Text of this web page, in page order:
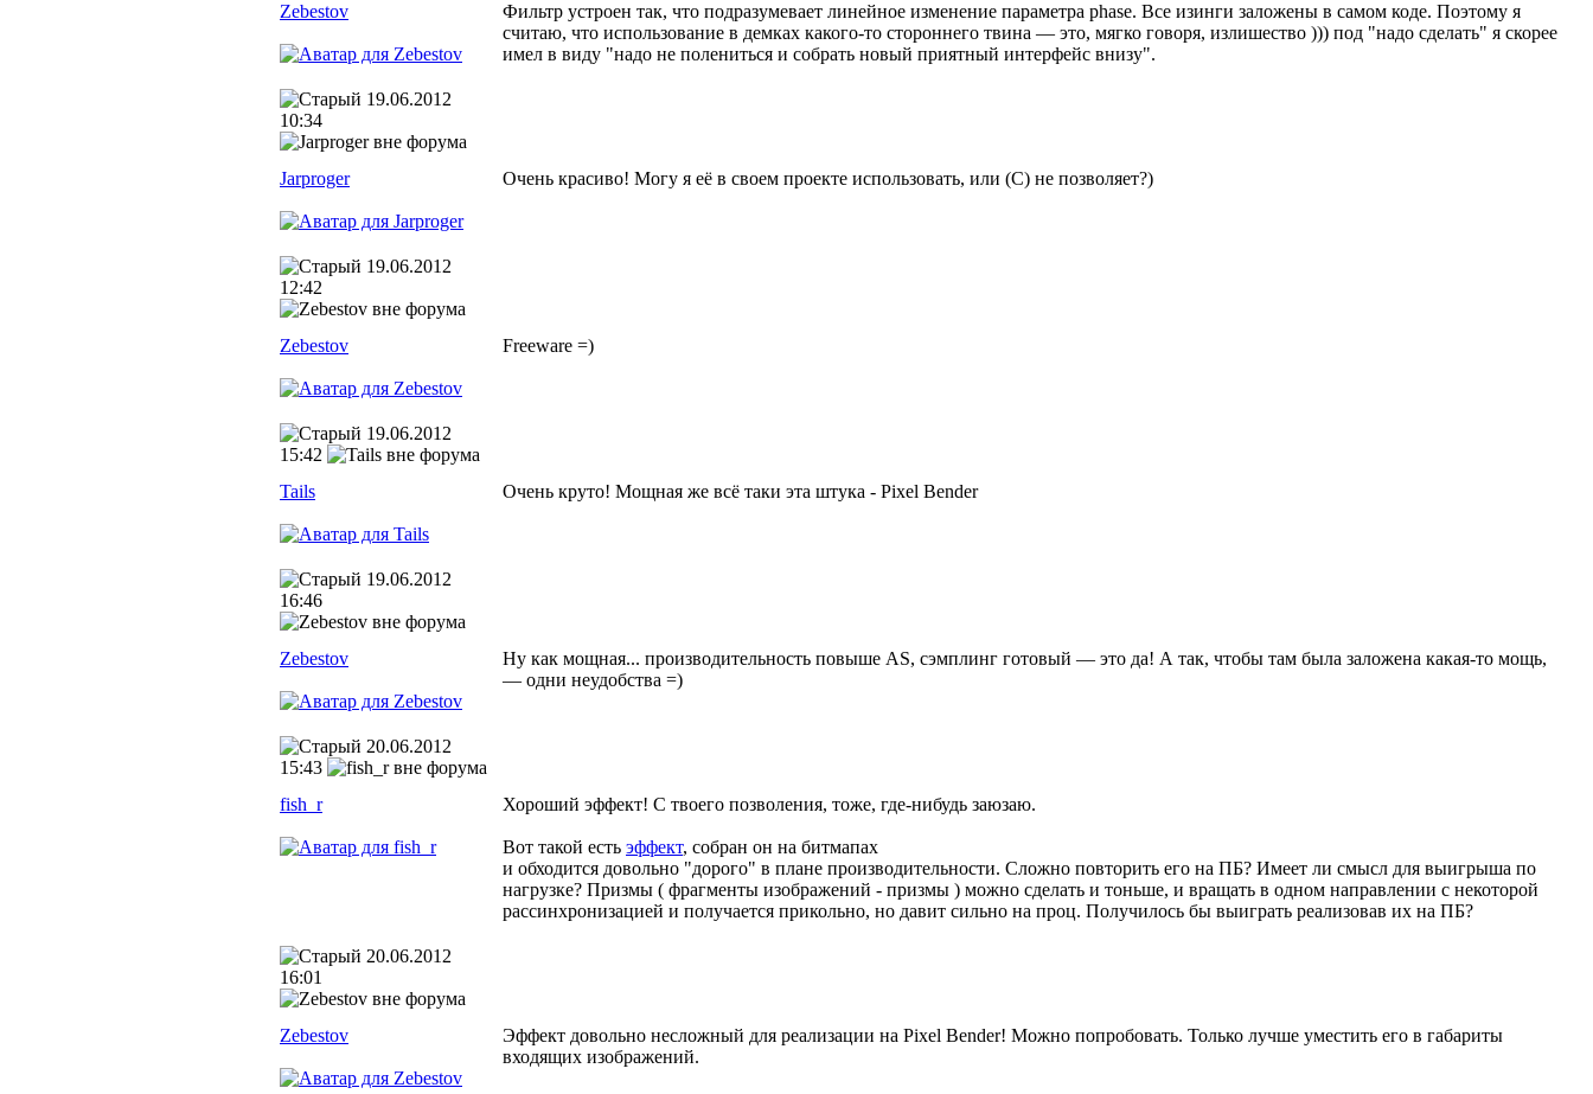
Zebestov
Фильтр устроен так, что подразумевает линейное изменение параметра phase. Все изинги заложены в самом коде. Поэтому я
считаю, что использование в демках какого-то стороннего твина — это, мягко говоря, излишество ))) под "надо сделать" я скорее
имел в виду "надо не полениться и собрать новый приятный интерфейс внизу".
19.06.2012
10:34
Jarproger Очень красиво! Могу я её в своем проекте использовать, или (С) не позволяет?)
19.06.2012
12:42
Zebestov Freeware =)
19.06.2012
15:42
Tails
Очень круто! Мощная же всё таки эта штука - Pixel Bender
19.06.2012
16:46
Zebestov
Ну как мощная... производительность повыше AS, сэмплинг готовый — это да! А так, чтобы там была заложена какая-то мощь,
— одни неудобства =)
20.06.2012
15:43
fish_r
Хороший эффект! С твоего позволения, тоже, где-нибудь заюзаю.
Вот такой есть эффект, собран он на битмапах
и обходится довольно "дорого" в плане производительности. Сложно повторить его на ПБ? Имеет ли смысл для выигрыша по
нагрузке? Призмы ( фрагменты изображений - призмы ) можно сделать и тоньше, и вращать в одном направлении с некоторой
рассинхронизацией и получается прикольно, но давит сильно на проц. Получилось бы выиграть реализовав их на ПБ?
20.06.2012
16:01
Zebestov
Эффект довольно несложный для реализации на Pixel Bender! Можно попробовать. Только лучше уместить его в габариты
входящих изображений.